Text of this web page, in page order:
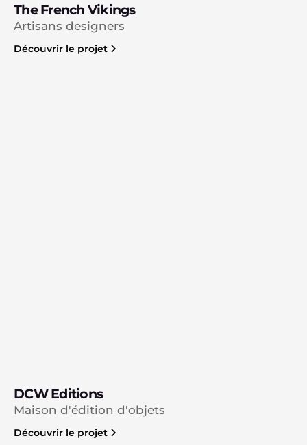
The French Vikings
Artisans designers
Découvrir le projet
DCW Editions
Maison d'édition d'objets
Découvrir le projet